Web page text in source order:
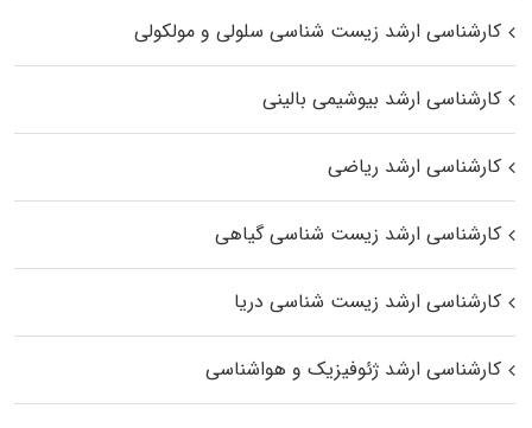
کارشناسی ارشد زیست شناسی سلولی و مولکولی
کارشناسی ارشد بیوشیمی بالینی
کارشناسی ارشد ریاضی
کارشناسی ارشد زیست‌ شناسی گیاهی
کارشناسی ارشد زیست‌ شناسی دریا
کارشناسی ارشد ژئوفیزیک و هواشناسی